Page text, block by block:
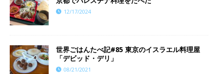
12/17/2024
世界ごはんたべ記#85 東京のイスラエル料理屋
「デビッド・デリ」
08/21/2021